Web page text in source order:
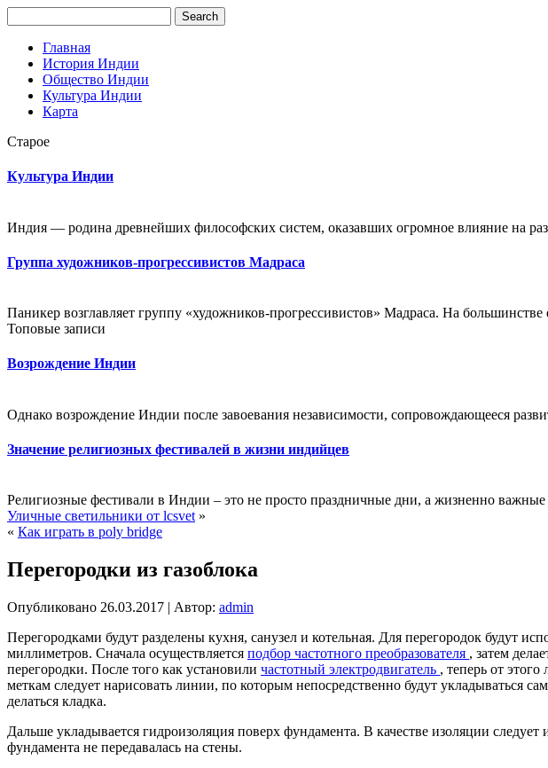
Главная
История Индии
Общество Индии
Культура Индии
Карта
Старое
Культура Индии
Индия — родина древнейших философских систем, оказавших огромное влияние на
Группа художников-прогрессивистов Мадраса
Паникер возглавляет группу «художников-прогрессивистов» Мадраса. На большинстве
Топовые записи
Возрождение Индии
Однако возрождение Индии после завоевания независимости, сопровождающееся
Значение религиозных фестивалей в жизни индийцев
Религиозные фестивали в Индии – это не просто праздничные дни, а жизненно важные
Уличные светильники от lcsvet »
« Как играть в poly bridge
Перегородки из газоблока
Опубликовано 26.03.2017 | Автор: admin
Перегородками будут разделены кухня, санузел и котельная. Для перегородок будут
миллиметров. Сначала осуществляется подбор частотного преобразователя , затем
перегородки. После того как установили частотный электродвигатель , теперь от
меткам следует нарисовать линии, по которым непосредственно будут укладываться
делаться кладка.
Дальше укладывается гидроизоляция поверх фундамента. В качестве изоляции
фундамента не передавалась на стены.